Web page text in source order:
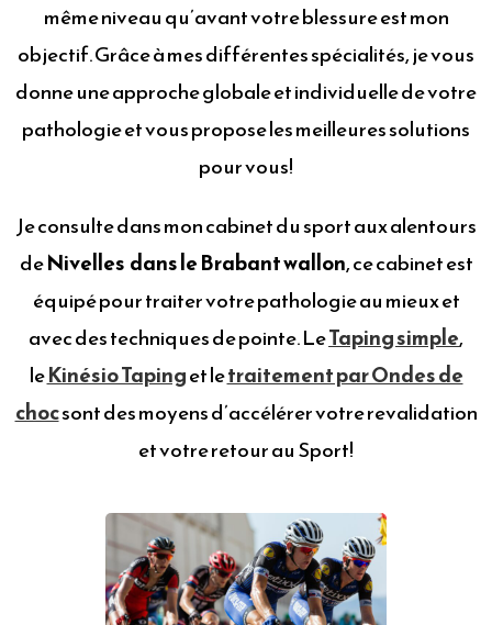
même niveau qu’avant votre blessure est mon
objectif. Grâce à mes différentes spécialités, je vous
donne une approche globale et individuelle de votre
pathologie et vous propose les meilleures solutions
pour vous!
Je consulte dans mon cabinet du sport aux alentours
deNivelles dans le Brabant wallon, ce cabinet est
équipé pour traiter votre pathologie au mieux et
avec des techniques de pointe. LeTaping simple,
leKinésio Tapinget letraitement par Ondes de
chocsont des moyens d’accélérer votre revalidation
et votre retour au Sport!